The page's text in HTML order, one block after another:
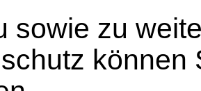
sowie zu
können